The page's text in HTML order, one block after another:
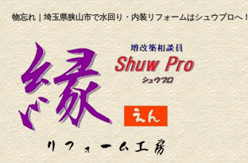
物忘れ｜埼玉県狭山市で水回り・内装リフォームはシュウプロへ！